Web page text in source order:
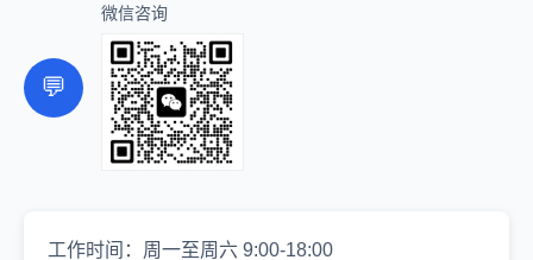
💬
微信咨询
工作时间：周一至周六 9:00-18:00